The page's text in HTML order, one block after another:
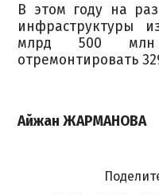
В этом году на
инфраструктуры
млрд 500 млн
отремонтировать
Айжан ЖАРМАНОВА